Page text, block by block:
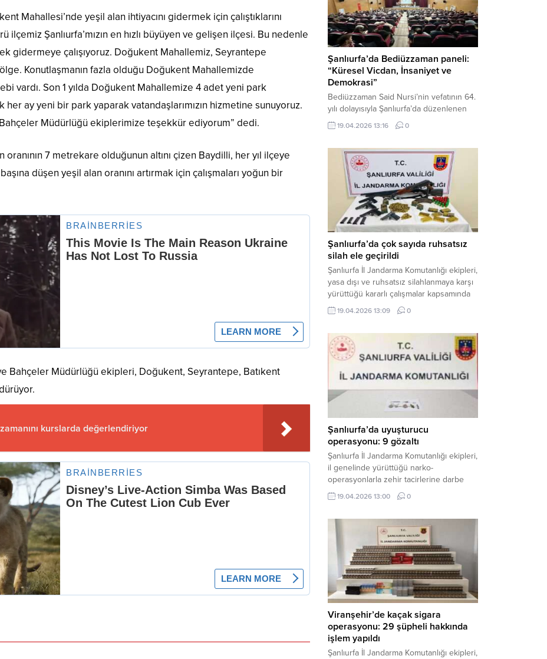
Mahallesi’nde yeşil alan ihtiyacını gidermek için çalıştıklarını
Şanlıurfa’mızın en hızlı büyüyen ve gelişen ilçesi. Bu nedenle
gidermeye çalışıyoruz. Doğukent Mahallemiz, Seyrantepe
Konutlaşmanın fazla olduğu Doğukent Mahallemizde
vardı. Son 1 yılda Doğukent Mahallemize 4 adet yeni park
ay yeni bir park yaparak vatandaşlarımızın hizmetine sunuyoruz.
Bahçeler Müdürlüğü ekiplerimize teşekkür ediyorum” dedi.
7 metrekare olduğunun altını çizen Baydilli, her yıl ilçeye
düşen yeşil alan oranını artırmak için çalışmaları yoğun bir
Bahçeler Müdürlüğü ekipleri, Doğukent, Seyrantepe, Batıkent
kurslarda değerlendiriyor
Hüseyin Çelik (29)...
Şanlıurfa’da Bediüzzaman paneli:
“Küresel Vicdan, İnsaniyet ve
Demokrasi”
Bediüzzaman Said Nursi’nin vefatının 64.
yılı dolayısıyla Şanlıurfa’da düzenlenen
panelde, günümüzün manevi ve
toplumsal sorunlarına Risale-i Nur
Necmettin Cevheri Kültür Merkezi’nde
gerçekleştirilen “Küresel Vicdan,
İnsaniyet ve Demokrasi” başlıklı panel,
hürriyet, adalet ve hukuk vurgularıyla
yoğun katılıma sahne oldu. Haber
Merkezi – Bediüzzaman Eğitim Kültür ve
Sanat...
19.04.2026 13:16 0
Şanlıurfa’da çok sayıda ruhsatsız
silah ele geçirildi
Şanlıurfa İl Jandarma Komutanlığı ekipleri,
yasa dışı ve ruhsatsız silahlanmaya karşı
yürüttüğü kararlı çalışmalar kapsamında
Bozova ilçesinde bir ikamete operasyon
düzenledi. Yapılan aramada çok sayıda
mühimmat ele geçirildi. Haber Merkezi –
Şanlıurfa Valiliği İl Basın ve Halkla İlişkiler
Müdürlüğü tarafından yapılan açıklamaya
göre; 17 Nisan...
19.04.2026 13:09 0
Şanlıurfa’da uyuşturucu
operasyonu: 9 gözaltı
Şanlıurfa İl Jandarma Komutanlığı ekipleri,
il genelinde yürüttüğü narko-
operasyonlarla zehir tacirlerine darbe
indirdi. Üç ilçede eş zamanlı
gerçekleştirilen faaliyetlerde çeşitli
şüpheli hakkında adli işlem başlatıldı.
Haber Merkezi – Şanlıurfa Valiliği İl Basın
ve Halkla İlişkiler Müdürlüğü’nden yapılan
açıklamaya göre, İl Jandarma Komutanlığı
tarafından “Narkotik Suçlarla...
19.04.2026 13:00 0
Viranşehir’de kaçak sigara
operasyonu: 29 şüpheli hakkında
işlem yapıldı
Şanlıurfa İl Jandarma Komutanlığı ekipleri,